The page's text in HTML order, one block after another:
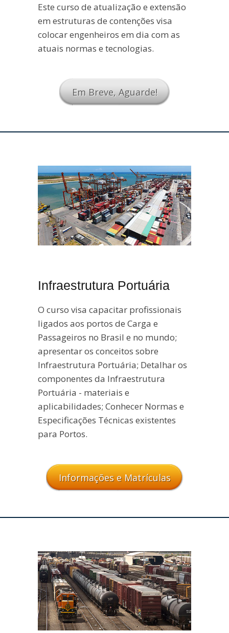
Este curso de atualização e extensão
em estruturas de contenções visa
colocar engenheiros em dia com as
atuais normas e tecnologias.
Em Breve, Aguarde!
Infraestrutura Portuária
O curso visa capacitar profissionais
ligados aos portos de Carga e
Passageiros no Brasil e no mundo;
apresentar os conceitos sobre
Infraestrutura Portuária; Detalhar os
componentes da Infraestrutura
Portuária - materiais e
aplicabilidades; Conhecer Normas e
Especificações Técnicas existentes
para Portos.
Informações e Matrículas